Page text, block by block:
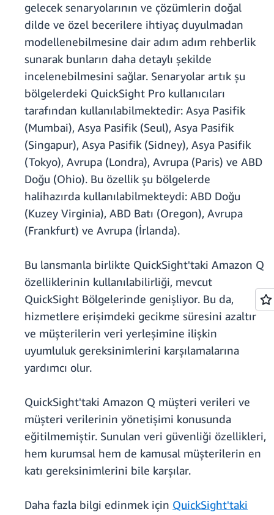
gelecek senaryolarının ve çözümlerin doğal
dilde ve özel becerilere ihtiyaç duyulmadan
modellenebilmesine dair adım adım rehberlik
sunarak bunların daha detaylı şekilde
incelenebilmesini sağlar. Senaryolar artık şu
bölgelerdeki QuickSight Pro kullanıcıları
tarafından kullanılabilmektedir: Asya Pasifik
(Mumbai), Asya Pasifik (Seul), Asya Pasifik
(Singapur), Asya Pasifik (Sidney), Asya Pasifik
(Tokyo), Avrupa (Londra), Avrupa (Paris) ve ABD
Doğu (Ohio). Bu özellik şu bölgelerde
halihazırda kullanılabilmekteydi: ABD Doğu
(Kuzey Virginia), ABD Batı (Oregon), Avrupa
(Frankfurt) ve Avrupa (İrlanda).
Bu lansmanla birlikte QuickSight'taki Amazon Q
özelliklerinin kullanılabilirliği, mevcut
QuickSight Bölgelerinde genişliyor. Bu da,
hizmetlere erişimdeki gecikme süresini azaltır
ve müşterilerin veri yerleşimine ilişkin
uyumluluk gereksinimlerini karşılamalarına
yardımcı olur.
QuickSight'taki Amazon Q müşteri verileri ve
müşteri verilerinin yönetişimi konusunda
eğitilmemiştir. Sunulan veri güvenliği özellikleri,
hem kurumsal hem de kamusal müşterilerin en
katı gereksinimlerini bile karşılar.
Daha fazla bilgi edinmek için QuickSight'taki